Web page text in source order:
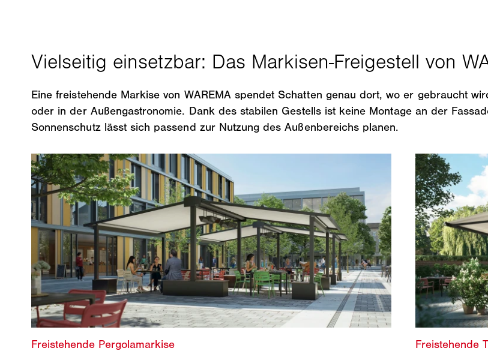
Eine freistehende Markise von WAREMA spendet Schatten genau dort, wo er gebraucht
oder in der Außengastronomie. Dank des stabilen Gestells ist keine Montage an der
Sonnenschutz lässt sich passend zur Nutzung des Außenbereichs planen.